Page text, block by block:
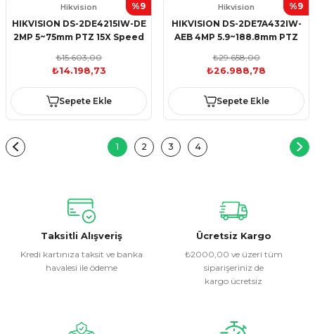
%9
Hikvision
HIKVISION DS-2DE4215IW-DE
2MP 5~75mm PTZ 15X Speed
₺15.603,00
₺14.198,73
Sepete Ekle
%9
Hikvision
HIKVISION DS-2DE7A432IW-
AEB 4MP 5.9~188.8mm PTZ
₺29.658,00
₺26.988,78
Sepete Ekle
1 2 3 4
Taksitli Alışveriş
Kredi kartınıza taksit ve banka
havalesi ile ödeme
Ücretsiz Kargo
₺2000,00 ve üzeri tüm
siparişeriniz de
kargo ücretsiz